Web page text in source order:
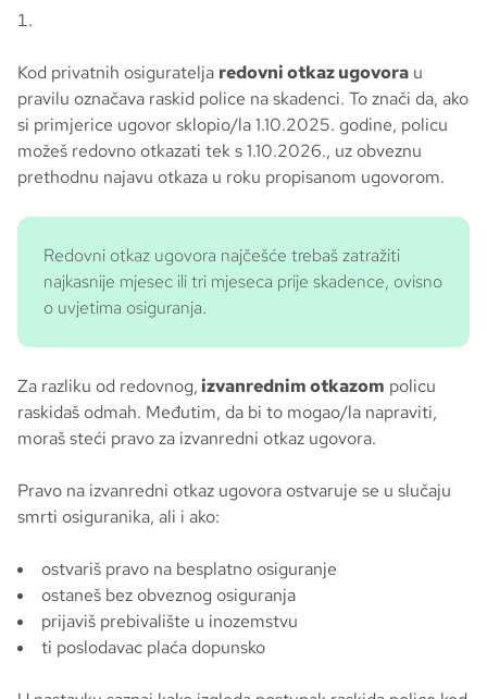
Kod privatnih osiguratelja redovni otkaz ugovora u
pravilu označava raskid police na skadenci. To znači da, ako
si primjerice ugovor sklopio/la 1.10.2025. godine, policu
možeš redovno otkazati tek s 1.10.2026., uz obveznu
prethodnu najavu otkaza u roku propisanom ugovorom.
Redovni otkaz ugovora najčešće trebaš zatražiti
najkasnije mjesec ili tri mjeseca prije skadence, ovisno
o uvjetima osiguranja.
Za razliku od redovnog, izvanrednim otkazom policu
raskidaš odmah. Međutim, da bi to mogao/la napraviti,
moraš steći pravo za izvanredni otkaz ugovora.
Pravo na izvanredni otkaz ugovora ostvaruje se u slučaju
smrti osiguranika, ali i ako:
ostvariš pravo na besplatno osiguranje
ostaneš bez obveznog osiguranja
prijaviš prebivalište u inozemstvu
ti poslodavac plaća dopunsko